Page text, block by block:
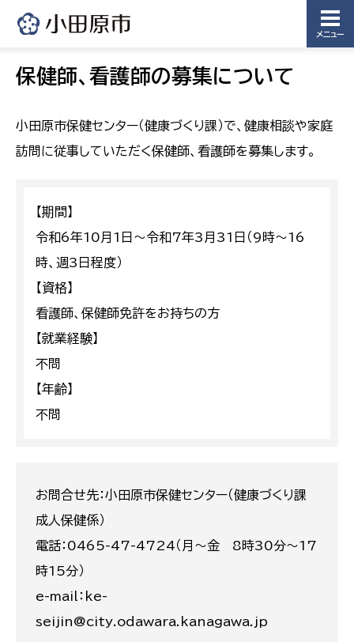
メニュー
保健師、看護師の募集について
小田原市保健センター（健康づくり課）で、健康相談や家庭
訪問に従事していただく保健師、看護師を募集します。
【期間】
令和6年10月1日～令和7年3月31日（9時～16
時、週3日程度）
【資格】
看護師、保健師免許をお持ちの方
【就業経験】
不問
【年齢】
不問
お問合せ先：小田原市保健センター（健康づくり課
成人保健係）
電話：0465-47-4724（月～金 8時30分～17
時15分）
e-mail：ke-
seijin@city.odawara.kanagawa.jp